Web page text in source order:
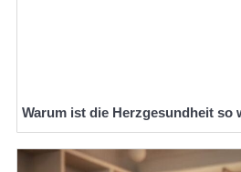
Warum ist die Herzgesundheit so